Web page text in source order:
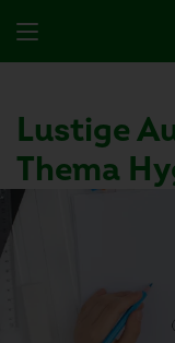
Lustige
Thema